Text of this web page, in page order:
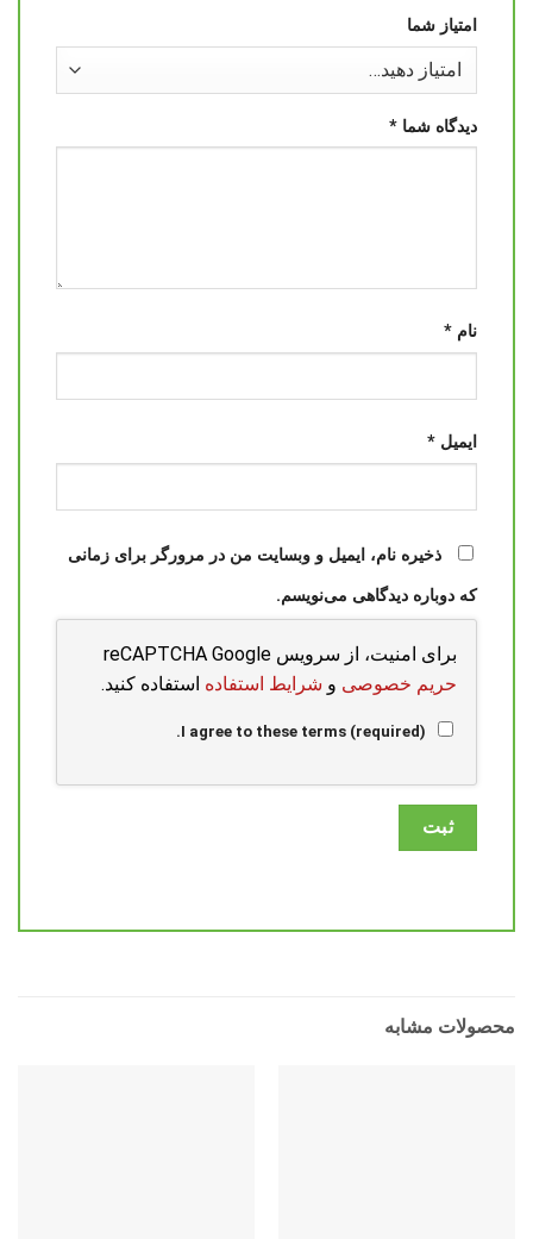
امتیاز شما
دیدگاه شما *
نام *
ایمیل *
ذخیره نام، ایمیل و وبسایت من در مرورگر برای زمانی
که دوباره دیدگاهی می‌نویسم.
برای امنیت، از سرویس reCAPTCHA Google
حریم خصوصی و شرایط استفاده استفاده کنید.
I agree to these terms (required).
محصولات مشابه